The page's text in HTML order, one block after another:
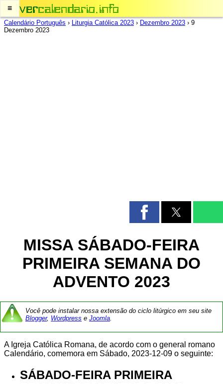
≡
Calendário Português › Liturgia Católica 2023 › Dezembro 2023 › 9
Dezembro 2023
MISSA SÁBADO-FEIRA
PRIMEIRA SEMANA DO
ADVENTO 2023
Você pode instalar nossa extensão do ciclo litúrgico em seu site
Blogger, Wordpress e Joomla.
A Igreja Católica Romana, de acordo com o general romano
Calendário, comemora em Sábado, 2023-12-09 o seguinte:
SÁBADO-FEIRA PRIMEIRA